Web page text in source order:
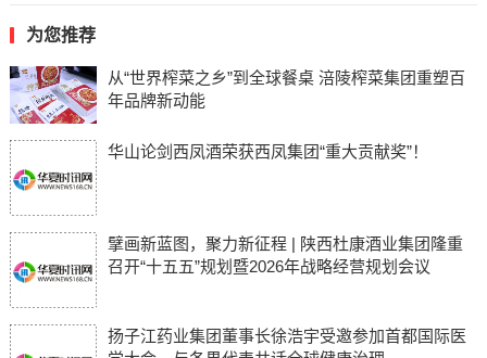
为您推荐
从“世界榨菜之乡”到全球餐桌 涪陵榨菜集团重塑百
年品牌新动能
华山论剑西凤酒荣获西凤集团“重大贡献奖”！
擘画新蓝图，聚力新征程 | 陕西杜康酒业集团隆重
召开“十五五”规划暨2026年战略经营规划会议
扬子江药业集团董事长徐浩宇受邀参加首都国际医